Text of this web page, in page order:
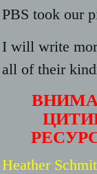
PBS took our
I will write
all of their
Heather